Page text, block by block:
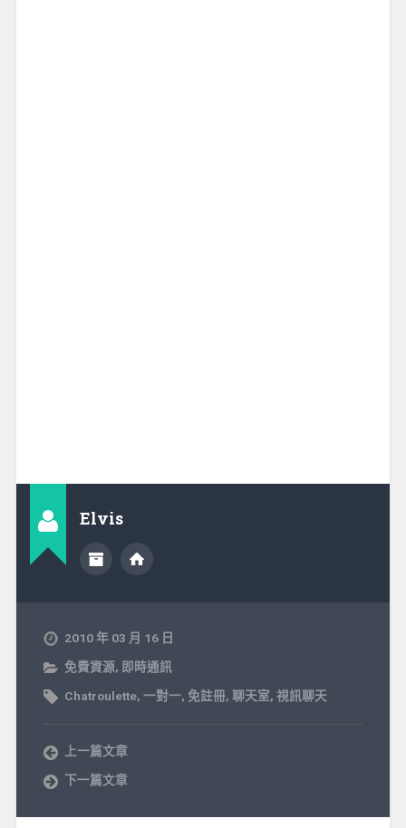
Elvis
2010 年 03 月 16 日
免費資源, 即時通訊
Chatroulette, 一對一, 免註冊, 聊天室, 視訊聊天
上一篇文章
下一篇文章